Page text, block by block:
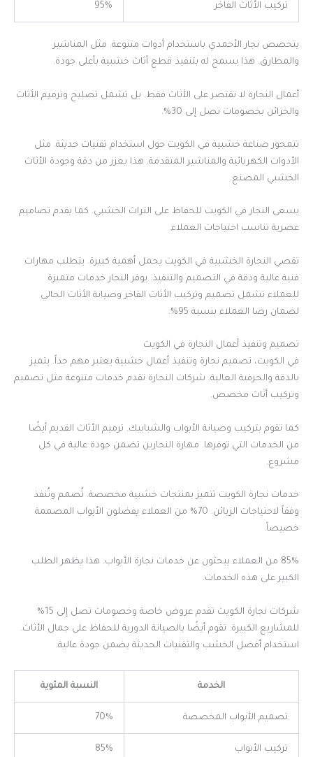
تركيب الأثاث الفاخر 95%
يتخصص نجار الأحمدي باستخدام أدوات متنوعة. مثل المناشير
والمطارق. هذا يسمح له بتنفيذ قطع أثاث خشبية بأعلى جودة.
أعمال النجارة لا تقتصر على الأثاث فقط. بل تشمل تصليح وترميم الأثاث
والخزائن بخصومات تصل إلى 30%.
تتمحور صناعة خشبية في الكويت حول استخدام تقنيات حديثة. مثل
الأدوات الكهربائية والمناشير المتقدمة. هذا يعزز من دقة وجودة الأثاث
الخشبي المصنع.
يسعى النجار في الكويت للحفاظ على التراث الخشبي. كما يقدم تصاميم
عصرية تناسب احتياجات العملاء.
تقصي النجارة الخشبية في الكويت يحمل أهمية كبيرة. يتطلب مهارات
فنية عالية ودقة في التصميم والتنفيذ. يوفر النجار خدمات متميزة
للعملاء تشمل تصميم وتركيب الأثاث الفاخر وصيانة الأثاث الحالي
لضمان رضا العملاء بنسبة 95%.
تصميم وتنفيذ أعمال النجارة في الكويت
في الكويت، تصميم نجارة وتنفيذ أعمال خشبية يعتبر مهم جداً. يتميز
بالدقة والحرفية العالية. شركات النجارة تقدم خدمات متنوعة مثل تصميم
وتركيب أثاث مخصص.
كما تقوم بتركيب وصيانة الأبواب والشبابيك. ترميم الأثاث القديم أيضًا
من الخدمات التي توفرها. مهارة النجارين تضمن جودة عالية في كل
مشروع.
خدمات نجارة الكويت تتميز بمنتجات خشبية مخصصة. تُصمم وتُنفذ
وفقاً لاحتياجات الزبائن. 70% من العملاء يفضلون الأبواب المصممة
خصيصاً.
85% من العملاء يبحثون عن خدمات نجارة الأبواب. هذا يظهر الطلب
الكبير على هذه الخدمات.
شركات نجارة الكويت تقدم عروض خاصة وخصومات تصل إلى 15%
للمشاريع الكبيرة. تقوم أيضًا بالصيانة الدورية للحفاظ على جمال الأثاث.
استخدام أفضل الخشب والتقنيات الحديثة يضمن جودة عالية.
الخدمة النسبة المئوية
تصميم الأبواب المخصصة 70%
تركيب الأبواب 85%